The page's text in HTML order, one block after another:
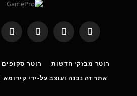
RSS
Threads פייסבוק
X
רוטר מבזקי חדשות רוטר סקופים
אתר זה נבנה ועוצב על-ידי קידומא